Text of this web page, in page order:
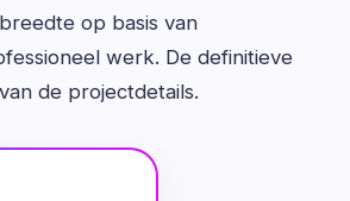
op basis van
werk. De definitieve
de projectdetails.